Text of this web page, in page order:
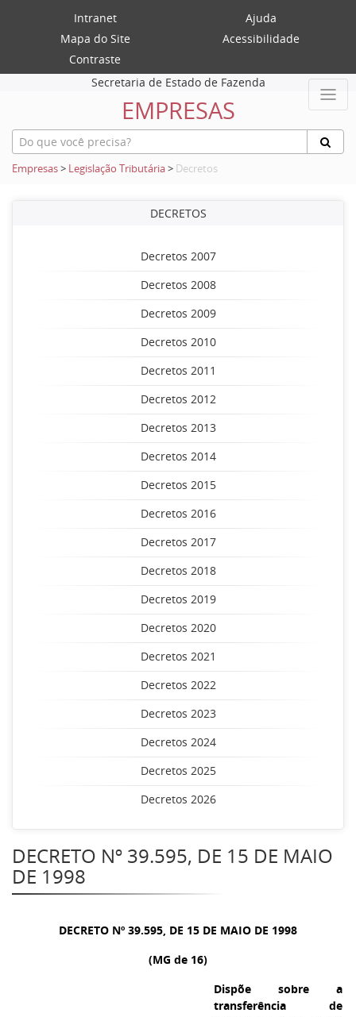
Intranet
Ajuda
Mapa do Site
Acessibilidade
Contraste
Secretaria de Estado de Fazenda
EMPRESAS
Empresas> Legislação Tributária> Decretos
DECRETOS
Decretos 2007
Decretos 2008
Decretos 2009
Decretos 2010
Decretos 2011
Decretos 2012
Decretos 2013
Decretos 2014
Decretos 2015
Decretos 2016
Decretos 2017
Decretos 2018
Decretos 2019
Decretos 2020
Decretos 2021
Decretos 2022
Decretos 2023
Decretos 2024
Decretos 2025
Decretos 2026
DECRETO Nº 39.595, DE 15 DE MAIO
DE 1998
DECRETO Nº 39.595, DE 15 DE MAIO DE 1998
(MG de 16)
Dispõe sobre a
transferência de